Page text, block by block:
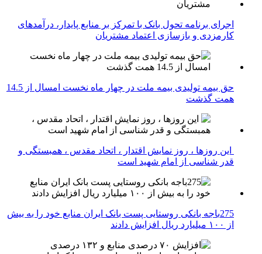
اجرای برنامه تحول بانک با تمرکز بر منابع پایدار، درآمدهای
کارمزدی و بازسازی اعتماد مشتریان
حق بیمه تولیدی بیمه ملت در چهار ماه نخست امسال از 14.5
همت گذشت
این روزها ، روز نمایش اقتدار ، اتحاد مقدس ، همبستگی و
قدر شناسی از امام شهید است
275باجه بانکی روستایی پست بانک ایران منابع خود را به بیش
از ۱۰۰ میلیارد ریال افزایش دادند